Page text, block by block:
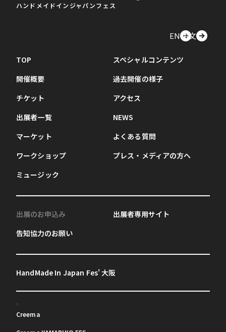
ハンドメイドインジャパンフェス
EN中文
TOP
開催概要
チケット
出展者一覧
マーケット
ワークショップ
ミュージック
スペシャルコンテンツ
過去開催の様子
アクセス
NEWS
よくある質問
プレス・メディアの方へ
出展のお申込み
告知協力のお願い
出展者専用サイト
HandMade In Japan Fes' 大阪
Creema